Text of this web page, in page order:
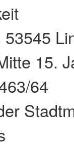
15.
64